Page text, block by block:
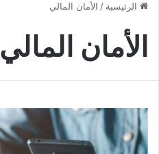
الرئيسية / الأمان المالي
الأمان المالي